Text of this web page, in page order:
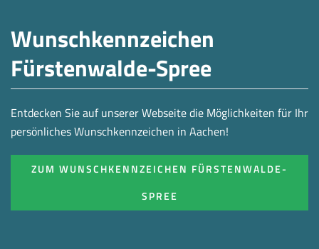
Wunschkennzeichen
Fürstenwalde-Spree
Entdecken Sie auf unserer Webseite die Möglichkeiten für Ihr
persönliches Wunschkennzeichen in Aachen!
ZUM WUNSCHKENNZEICHEN FÜRSTENWALDE-
SPREE